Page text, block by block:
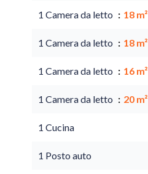
1 Camera da letto 18 m²
1 Camera da letto 18 m²
1 Camera da letto 16 m²
1 Camera da letto 20 m²
1 Cucina
1 Posto auto